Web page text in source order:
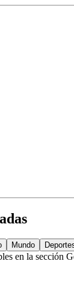
Mundo
en la sección